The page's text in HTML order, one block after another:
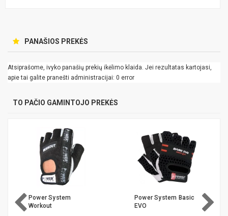
PANAŠIOS PREKĖS
Atsiprašome, ivyko panašių prekių ikėlimo klaida. Jei rezultatas kartojasi,
apie tai galite pranešti administracijai: 0 error
TO PAČIO GAMINTOJO PREKĖS
Power System
Workout
Power System Basic
EVO